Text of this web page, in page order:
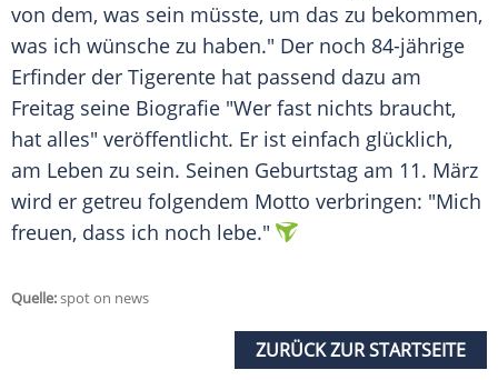
von dem, was sein müsste, um das zu bekommen,
was ich wünsche zu haben." Der noch 84-jährige
Erfinder der Tigerente hat passend dazu am
Freitag seine Biografie "Wer fast nichts braucht,
hat alles" veröffentlicht. Er ist einfach glücklich,
am Leben zu sein. Seinen Geburtstag am 11. März
wird er getreu folgendem Motto verbringen: "Mich
freuen, dass ich noch lebe."
Quelle:spot on news
ZURÜCK ZUR STARTSEITE